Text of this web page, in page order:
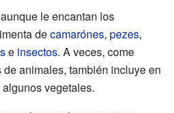
le encantan los
decamarónes, pezes,
e insectos. A veces, come
de animales, también incluye en
algunos vegetales.